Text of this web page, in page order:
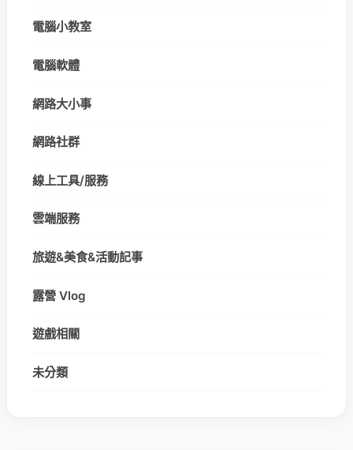
電腦小教室
電腦軟體
網路大小事
網路社群
線上工具/服務
雲端服務
旅遊&美食&活動記事
露營 Vlog
遊戲相關
未分類